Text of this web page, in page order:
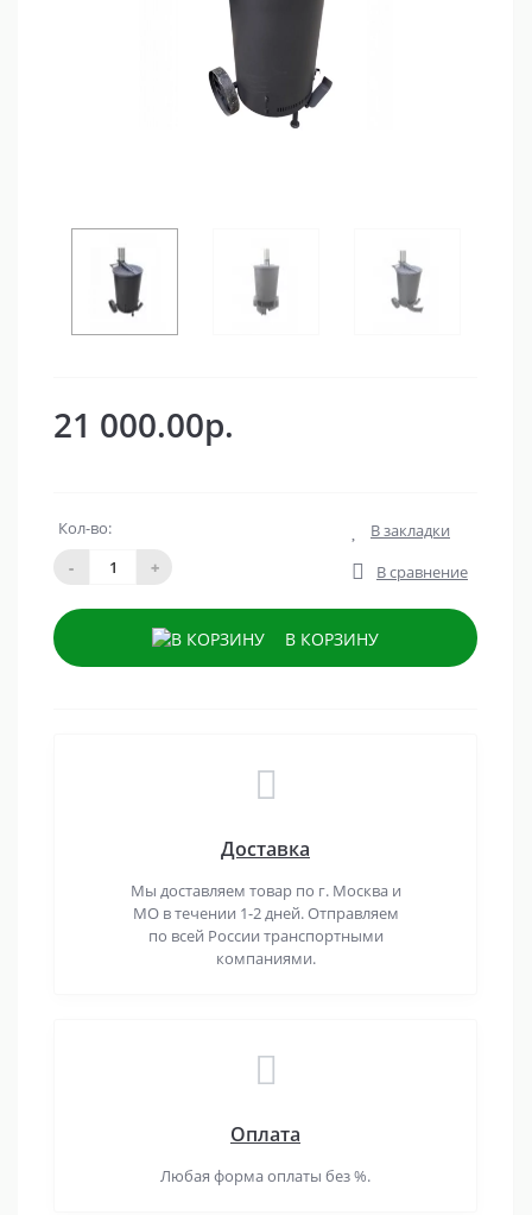
21 000.00р.
Кол-во:
-
+
В закладки
В сравнение
В КОРЗИНУ
Доставка
Мы доставляем товар по г. Москва и
МО в течении 1-2 дней. Отправляем
по всей России транспортными
компаниями.
Оплата
Любая форма оплаты без %.